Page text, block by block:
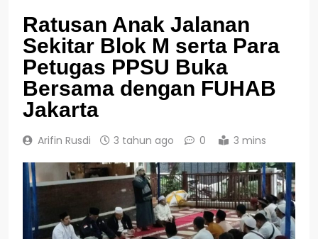
Ratusan Anak Jalanan
Sekitar Blok M serta Para
Petugas PPSU Buka
Bersama dengan FUHAB
Jakarta
Arifin Rusdi 3 tahun ago 0 3 mins